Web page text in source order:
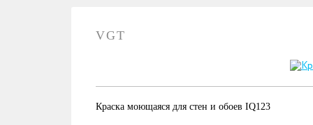
VGT
Краска моющаяся для стен и обоев IQ123